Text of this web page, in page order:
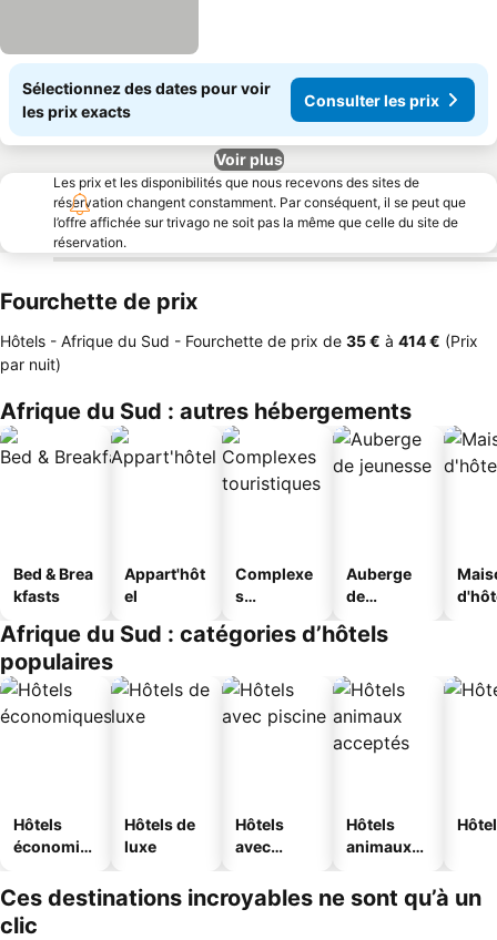
Sélectionnez des dates pour voir
les prix exacts
Consulter les prix
Voir plus
Les prix et les disponibilités que nous recevons des sites de
réservation changent constamment. Par conséquent, il se peut que
l’offre affichée sur trivago ne soit pas la même que celle du site de
réservation.
Fourchette de prix
Hôtels - Afrique du Sud - Fourchette de prix de ‎35 € à ‎414 € (Prix
par nuit)
Afrique du Sud : autres hébergements
Bed & Brea
kfasts
Appart'hôt
el
Complexe
s
s
Auberge
de
Afrique du Sud : catégories d’hôtels
populaires
Hôtels
économiq
Hôtels de
luxe
Hôtels
avec
Hôtels
animaux
Ces destinations incroyables ne sont qu’à un
clic